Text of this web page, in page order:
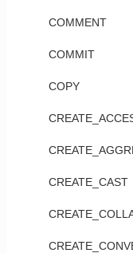
COMMENT
COMMIT
COPY
CREATE_CAST